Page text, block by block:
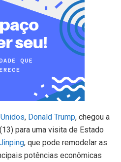
, Donald Trump, chegou a
para uma visita de Estado
, que pode remodelar as
potências econômicas